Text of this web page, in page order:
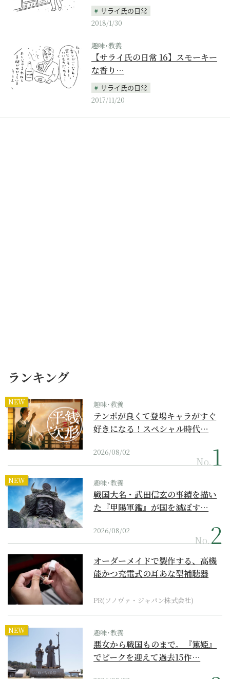
サライ氏の日常
2018/1/30
趣味･教養
【サライ氏の日常 16】スモーキー
な香り…
サライ氏の日常
2017/11/20
ランキング
NEW 趣味･教養
テンポが良くて登場キャラがすぐ
好きになる！スペシャル時代…
2026/08/02
No.
NEW 趣味･教養
戦国大名・武田信玄の事績を描い
た『甲陽軍鑑』が国を滅ぼす…
2026/08/02
No.
オーダーメイドで製作する、高機
能かつ充電式の耳あな型補聴器
PR(ソノヴァ・ジャパン株式会社)
NEW 趣味･教養
悪女から戦国ものまで。『篤姫』
でピークを迎えて過去15作…